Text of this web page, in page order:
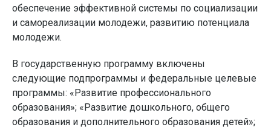
обеспечение эффективной системы по социализации
и самореализации молодежи, развитию потенциала
молодежи.
В государственную программу включены
следующие подпрограммы и федеральные целевые
программы: «Развитие профессионального
образования»; «Развитие дошкольного, общего
образования и дополнительного образования детей»;